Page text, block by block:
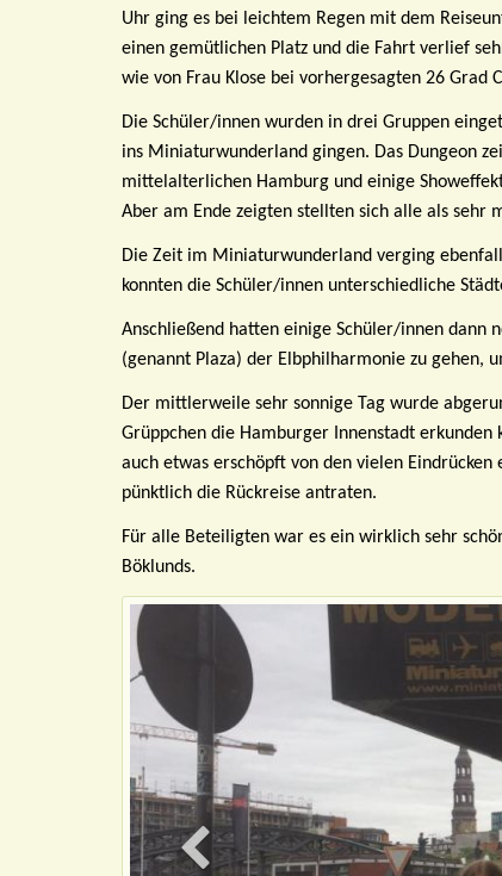
Uhr ging es bei leichtem Regen mit dem
einen gemütlichen Platz und die Fahrt verlief
wie von Frau Klose bei vorhergesagten 26 Grad
Die Schüler/innen wurden in drei Gruppen
ins Miniaturwunderland gingen. Das Dungeon
mittelalterlichen Hamburg und einige
Aber am Ende zeigten stellten sich alle als sehr
Die Zeit im Miniaturwunderland verging
konnten die Schüler/innen unterschiedliche
Anschließend hatten einige Schüler/innen dann
(genannt Plaza) der Elbphilharmonie zu gehen,
Der mittlerweile sehr sonnige Tag wurde
Grüppchen die Hamburger Innenstadt
auch etwas erschöpft von den vielen
pünktlich die Rückreise antraten.
Für alle Beteiligten war es ein wirklich sehr
Böklunds.